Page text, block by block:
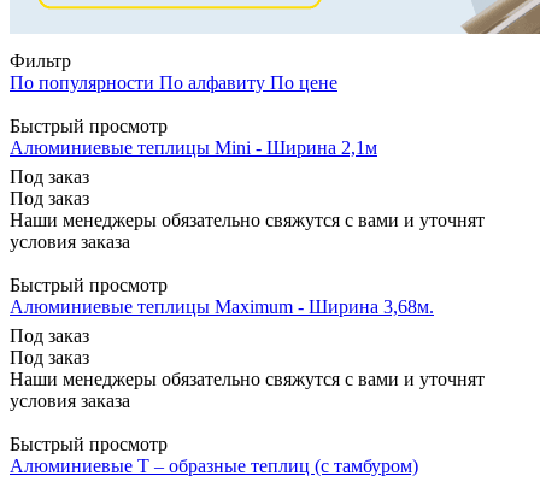
Фильтр
По популярности По алфавиту По цене
Быстрый просмотр
Алюминиевые теплицы Mini - Ширина 2,1м
Под заказ
Под заказ
Наши менеджеры обязательно свяжутся с вами и уточнят
условия заказа
Быстрый просмотр
Алюминиевые теплицы Maximum - Ширина 3,68м.
Под заказ
Под заказ
Наши менеджеры обязательно свяжутся с вами и уточнят
условия заказа
Быстрый просмотр
Алюминиевые T – образные теплиц (с тамбуром)